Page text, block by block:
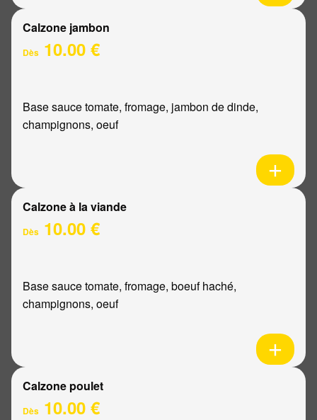
Calzone jambon
Dès 10.00 €
Base sauce tomate, fromage, jambon de dinde,
champignons, oeuf
Calzone à la viande
Dès 10.00 €
Base sauce tomate, fromage, boeuf haché,
champignons, oeuf
Calzone poulet
Dès 10.00 €